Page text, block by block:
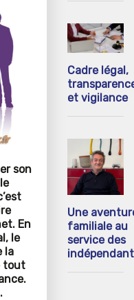
son
En
le
la
tout
Cadre légal,
et vigilance
Une
familiale au
service des